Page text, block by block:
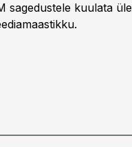
sagedustele kuulata üle